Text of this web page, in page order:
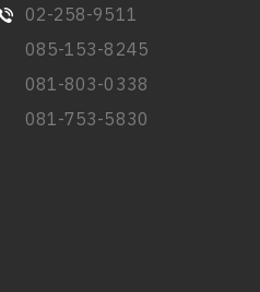
02-258-9511
085-153-8245
081-803-0338
081-753-5830